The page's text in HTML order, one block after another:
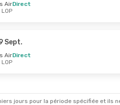
AirDirect
Sept.
AirDirect
jours pour la période spécifiée et ils